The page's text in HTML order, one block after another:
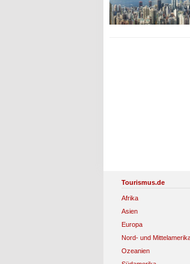
Tourismus.de
Afrika
Asien
Europa
Nord- und
Ozeanien